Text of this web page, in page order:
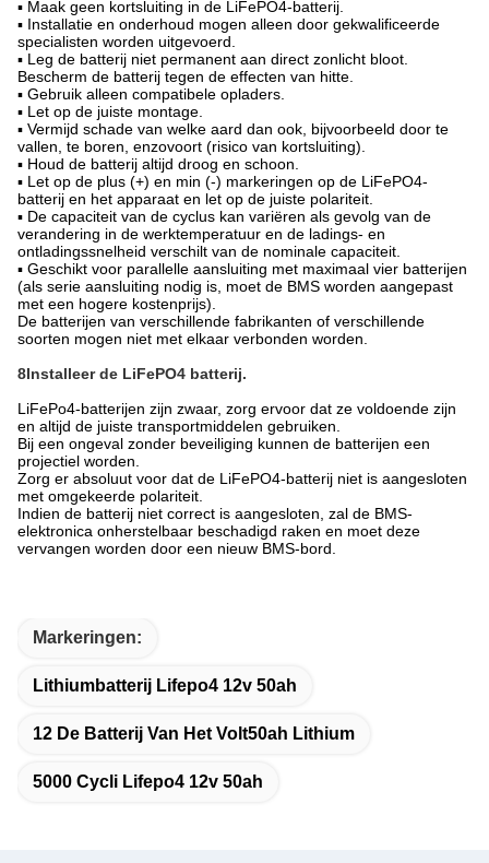
▪ Maak geen kortsluiting in de LiFePO4-batterij.
▪ Installatie en onderhoud mogen alleen door gekwalificeerde
specialisten worden uitgevoerd.
▪ Leg de batterij niet permanent aan direct zonlicht bloot.
Bescherm de batterij tegen de effecten van hitte.
▪ Gebruik alleen compatibele opladers.
▪ Let op de juiste montage.
▪ Vermijd schade van welke aard dan ook, bijvoorbeeld door te
vallen, te boren, enzovoort (risico van kortsluiting).
▪ Houd de batterij altijd droog en schoon.
▪ Let op de plus (+) en min (-) markeringen op de LiFePO4-
batterij en het apparaat en let op de juiste polariteit.
▪ De capaciteit van de cyclus kan variëren als gevolg van de
verandering in de werktemperatuur en de ladings- en
ontladingssnelheid verschilt van de nominale capaciteit.
▪ Geschikt voor parallelle aansluiting met maximaal vier batterijen
(als serie aansluiting nodig is, moet de BMS worden aangepast
met een hogere kostenprijs).
De batterijen van verschillende fabrikanten of verschillende
soorten mogen niet met elkaar verbonden worden.
8Installeer de LiFePO4 batterij.
LiFePo4-batterijen zijn zwaar, zorg ervoor dat ze voldoende zijn
en altijd de juiste transportmiddelen gebruiken.
Bij een ongeval zonder beveiliging kunnen de batterijen een
projectiel worden.
Zorg er absoluut voor dat de LiFePO4-batterij niet is aangesloten
met omgekeerde polariteit.
Indien de batterij niet correct is aangesloten, zal de BMS-
elektronica onherstelbaar beschadigd raken en moet deze
vervangen worden door een nieuw BMS-bord.
Markeringen:
Lithiumbatterij Lifepo4 12v 50ah
12 De Batterij Van Het Volt50ah Lithium
5000 Cycli Lifepo4 12v 50ah